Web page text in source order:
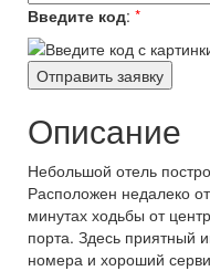
Введите код: *
Описание
Небольшой отель
Расположен недалеко
минутах ходьбы от
порта. Здесь приятный
номера и хороший